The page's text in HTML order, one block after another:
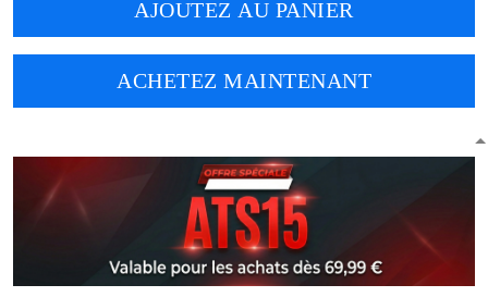
AJOUTEZ AU PANIER
ACHETEZ MAINTENANT